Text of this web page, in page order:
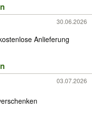
30.06.2026
Anlieferung
03.07.2026